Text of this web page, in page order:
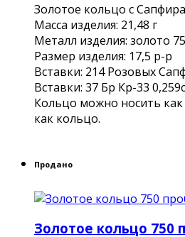
Золотое кольцо с
Масса изделия: 21,48 г
Металл изделия: золото
Размер изделия: 17,5 р-р
Вставки: 214 Розовых
Вставки: 37 Бр Кр-33
Кольцо можно носить
как кольцо.
Продано
Золотое кольцо 750